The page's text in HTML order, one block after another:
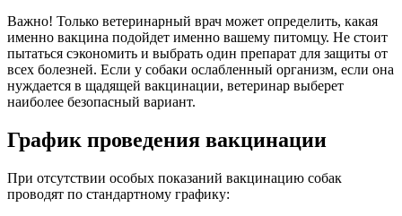
Важно! Только ветеринарный врач может определить, какая
именно вакцина подойдет именно вашему питомцу. Не стоит
пытаться сэкономить и выбрать один препарат для защиты от
всех болезней. Если у собаки ослабленный организм, если она
нуждается в щадящей вакцинации, ветеринар выберет
наиболее безопасный вариант.
График проведения вакцинации
При отсутствии особых показаний вакцинацию собак
проводят по стандартному графику: